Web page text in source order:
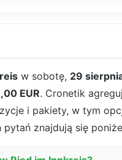
w sobotę, 29
EUR. Cronetik
i pakiety, w tym
znajdują się